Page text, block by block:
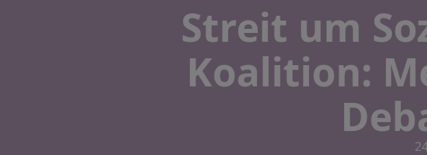
Streit um
Koalition: